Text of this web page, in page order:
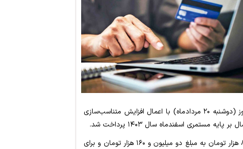
براین‌اساس، مستمری و مقرری بازنشستگان و بازماندگان صنعت نفت روز (دوشنبه ۲۰ مردادماه) با اعمال افزایش متناسب‌سازی
همچنین، افزایش سرانه ورزش برای افراد متاهل از مبلغ یک میلیون و ۸۰۰ هزار تومان به مبلغ دو میلیون و ۱۶۰ هزار تومان و برای